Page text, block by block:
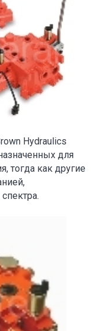
Hydraulics
для
тогда как другие